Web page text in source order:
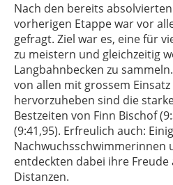
Nach den bereits
vorherigen Etappe war vor
gefragt. Ziel war es, eine für
zu meistern und gleichzeitig
Langbahnbecken zu
von allen mit grossem
hervorzuheben sind die
Bestzeiten von Finn Bischof
(9:41,95). Erfreulich auch:
Nachwuchsschwimmerinnen
entdeckten dabei ihre Freude
Distanzen.